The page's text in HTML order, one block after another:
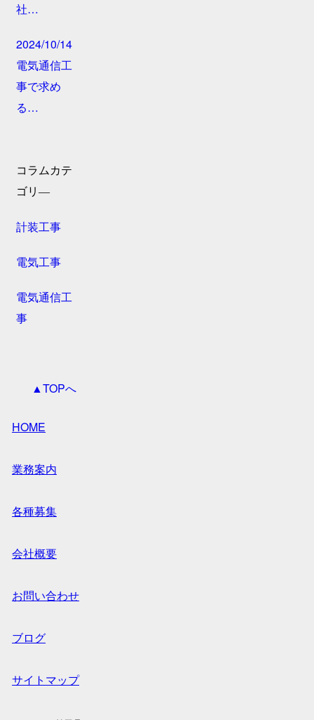
社…
2024/10/14
電気通信工
事で求め
る…
コラムカテ
ゴリ―
計装工事
電気工事
電気通信工
事
▲TOPへ
HOME
業務案内
各種募集
会社概要
お問い合わせ
ブログ
サイトマップ